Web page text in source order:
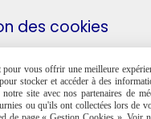
des cookies
vous offrir une meilleure
stocker et accéder à des
site avec nos partenaires de
ou qu'ils ont collectées lors de